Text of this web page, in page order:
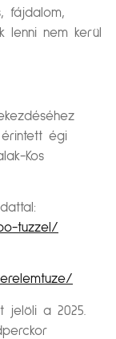
fájdalom,
lenni nem kerül
érintett égi
Kos
tuzzel/
jelöli a 2025.